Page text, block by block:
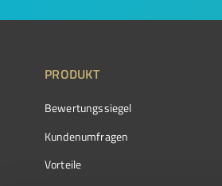
PRODUKT
Bewertungssiegel
Kundenumfragen
Vorteile